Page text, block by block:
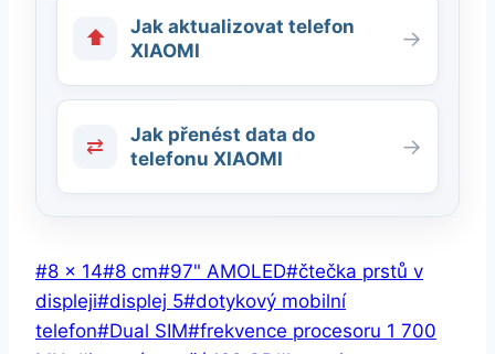
⬆
Jak aktualizovat telefon
XIAOMI
→
⇄
Jak přenést data do
telefonu XIAOMI
→
Štítky
příspěvků:
#8 × 14#8 cm#97" AMOLED#čtečka prstů v
displeji#displej 5#dotykový mobilní
telefon#Dual SIM#frekvence procesoru 1 700